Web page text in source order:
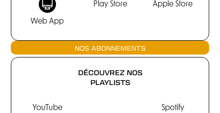
Web App
Play Store Apple Store
NOS ABONNEMENTS
DÉCOUVREZ NOS
PLAYLISTS
YouTube Spotify